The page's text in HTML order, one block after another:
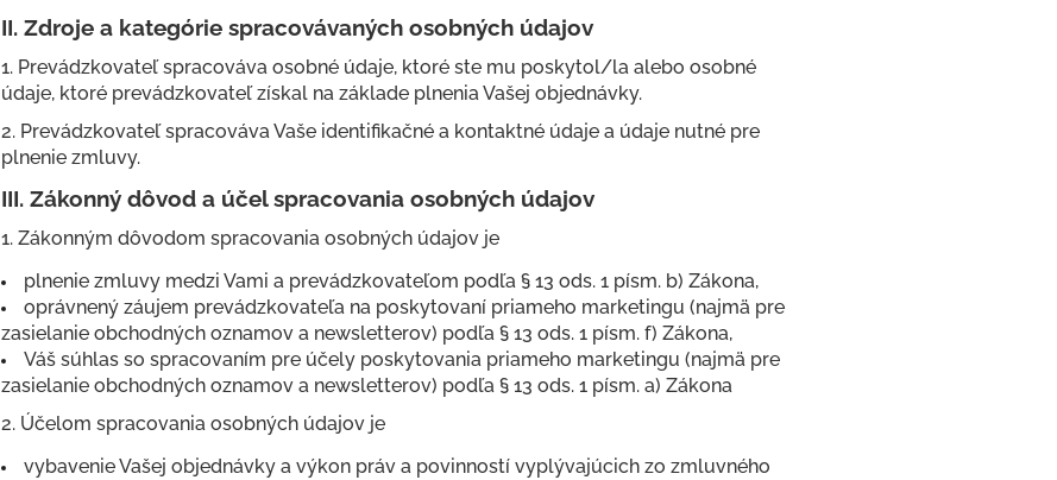
II. Zdroje a kategórie spracovávaných osobných údajov
1. Prevádzkovateľ spracováva osobné údaje, ktoré ste mu poskytol/la alebo osobné
údaje, ktoré prevádzkovateľ získal na základe plnenia Vašej objednávky.
2. Prevádzkovateľ spracováva Vaše identifikačné a kontaktné údaje a údaje nutné pre
plnenie zmluvy.
III. Zákonný dôvod a účel spracovania osobných údajov
1. Zákonným dôvodom spracovania osobných údajov je
plnenie zmluvy medzi Vami a prevádzkovateľom podľa § 13 ods. 1 písm. b) Zákona,
oprávnený záujem prevádzkovateľa na poskytovaní priameho marketingu (najmä pre
zasielanie obchodných oznamov a newsletterov) podľa § 13 ods. 1 písm. f) Zákona,
Váš súhlas so spracovaním pre účely poskytovania priameho marketingu (najmä pre
zasielanie obchodných oznamov a newsletterov) podľa § 13 ods. 1 písm. a) Zákona
2. Účelom spracovania osobných údajov je
vybavenie Vašej objednávky a výkon práv a povinností vyplývajúcich zo zmluvného